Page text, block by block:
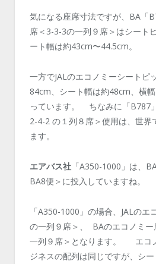
気になる座席寸法ですが、BA「
席＜3-3-3の一列９席＞はシート
ート幅は約43cm〜44.5cm。
一方でJALのエコノミーシートピ
84cm、シート幅は約48cm、横
っています。 ちなみに「B787
2-4-2 の１列８席＞使用は、世界
ます。
エアバス社 「A350-1000」は、
BA8便＞に投入していますね。
「A350-1000」の場合、JALのエ
の一列９席＞、 BAのエコノミ
一列９席＞となります。 エコ
ジネスの配列は同じですが、シー